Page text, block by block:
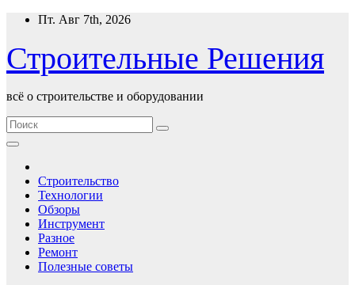
Перейти
содержимому
Пт. Авг 7th, 2026
Строительные Решения
всё о строительстве и оборудовании
Строительство
Технологии
Обзоры
Инструмент
Разное
Ремонт
Полезные советы